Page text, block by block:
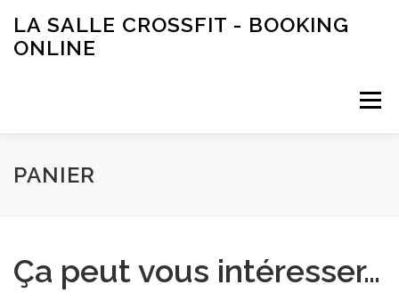
contenu
LA SALLE CROSSFIT - BOOKING
ONLINE
Menu
PANIER
PANIER
Ça peut vous intéresser…